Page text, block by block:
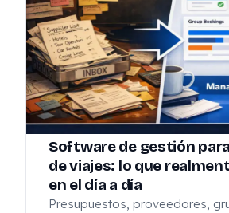
Software de gestión
de viajes: lo que
en el día a día
Presupuestos, proveedores,